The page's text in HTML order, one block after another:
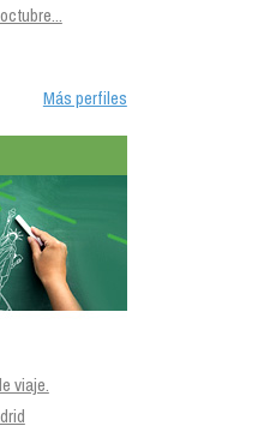
Más perfiles
viaje.